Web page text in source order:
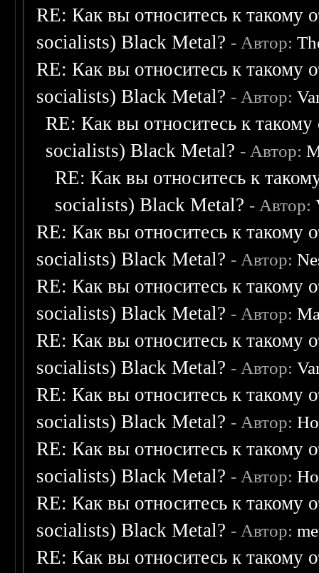
RE: Как вы относитесь к такому
socialists) Black Metal? - Автор:
RE: Как вы относитесь к такому
socialists) Black Metal? - Автор:
RE: Как вы относитесь к
socialists) Black Metal? - Автор:
RE: Как вы относитесь к
socialists) Black Metal? - Автор:
RE: Как вы относитесь к такому
socialists) Black Metal? - Автор:
RE: Как вы относитесь к такому
socialists) Black Metal? - Автор:
RE: Как вы относитесь к такому
socialists) Black Metal? - Автор:
RE: Как вы относитесь к такому
socialists) Black Metal? - Автор:
RE: Как вы относитесь к такому
socialists) Black Metal? - Автор:
RE: Как вы относитесь к такому
socialists) Black Metal? - Автор:
RE: Как вы относитесь к такому